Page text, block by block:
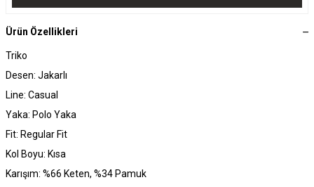
Ürün Özellikleri
Triko
Desen: Jakarlı
Line: Casual
Yaka: Polo Yaka
Fit: Regular Fit
Kol Boyu: Kısa
Karışım: %66 Keten, %34 Pamuk